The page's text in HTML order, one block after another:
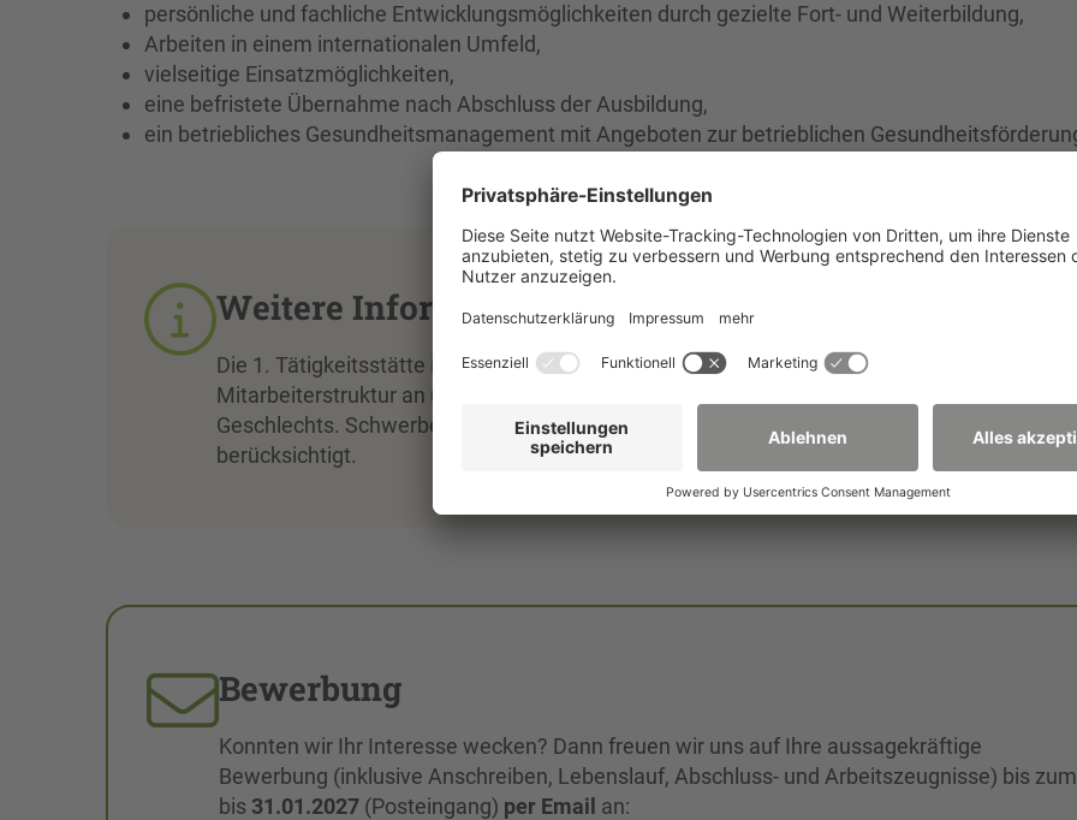
persönliche und fachliche Entwicklungsmöglichkeiten durch gezielte Fort- und Weiterbildung,
Arbeiten in einem internationalen Umfeld,
vielseitige Einsatzmöglichkeiten,
eine befristete Übernahme nach Abschluss der Ausbildung,
ein betriebliches Gesundheitsmanagement mit Angeboten zur betrieblichen
Weitere Informationen
Die 1. Tätigkeitsstätte ist Zittau. Die Hochschule Zittau/Görlitz strebt eine ausgewogene
Mitarbeiterstruktur an und begrüßt daher die Bewerbung von Personen jeglichen
Geschlechts. Schwerbehinderte Personen werden bei gleicher fachlicher Eignung
berücksichtigt.
Bewerbung
Konnten wir Ihr Interesse wecken? Dann freuen wir uns auf Ihre aussagekräftige
Bewerbung (inklusive Anschreiben, Lebenslauf, Abschluss- und Arbeitszeugnisse) bis zum
bis 31.01.2027 (Posteingang) per Email an: